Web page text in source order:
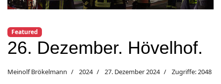
Featured
26. Dezember. Hövelhof.
Meinolf Brökelmann 2024 27. Dezember 2024 Zugriffe: 2048